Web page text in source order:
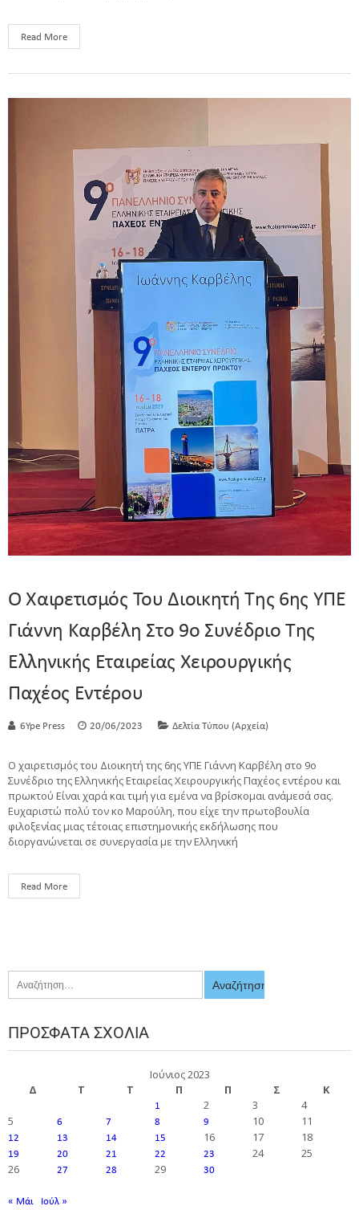
Read More
Ο Χαιρετισμός Του Διοικητή Της 6ης ΥΠΕ
Γιάννη Καρβέλη Στο 9ο Συνέδριο Της
Ελληνικής Εταιρείας Χειρουργικής
Παχέος Εντέρου
6Ype Press 20/06/2023 Δελτία Τύπου (Αρχεία)
Ο χαιρετισμός του Διοικητή της 6ης ΥΠΕ Γιάννη Καρβέλη στο 9ο
Συνέδριο της Ελληνικής Εταιρείας Χειρουργικής Παχέος εντέρου και
πρωκτού Είναι χαρά και τιμή για εμένα να βρίσκομαι ανάμεσά σας.
Ευχαριστώ πολύ τον κο Μαρούλη, που είχε την πρωτοβουλία
φιλοξενίας μιας τέτοιας επιστημονικής εκδήλωσης που
διοργανώνεται σε συνεργασία με την Ελληνική
Read More
ΠΡΌΣΦΑΤΑ ΣΧΌΛΙΑ
Ιούνιος 2023
Δ
Τ Τ Π Π Σ Κ
1 2 3
4
5
6 7 8 9 10 11
12 13 14 15 16 17 18
19 20 21 22 23 24
25
26
27 28 29 30
« Μάι Ιούλ »